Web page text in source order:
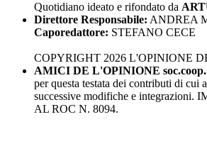
Quotidiano ideato e rifondato da
Direttore Responsabile: ANDREA
Caporedattore: STEFANO CECE
COPYRIGHT 2026 L'OPINIONE
AMICI DE L'OPINIONE soc.coop.
per questa testata dei contributi di cui
successive modifiche e integrazioni.
AL ROC N. 8094.